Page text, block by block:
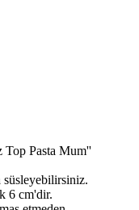
Top Pasta Mum''
süsleyebilirsiniz.
6 cm'dir.